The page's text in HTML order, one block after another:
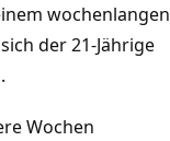
wochenlangen
der 21-Jährige
Wochen